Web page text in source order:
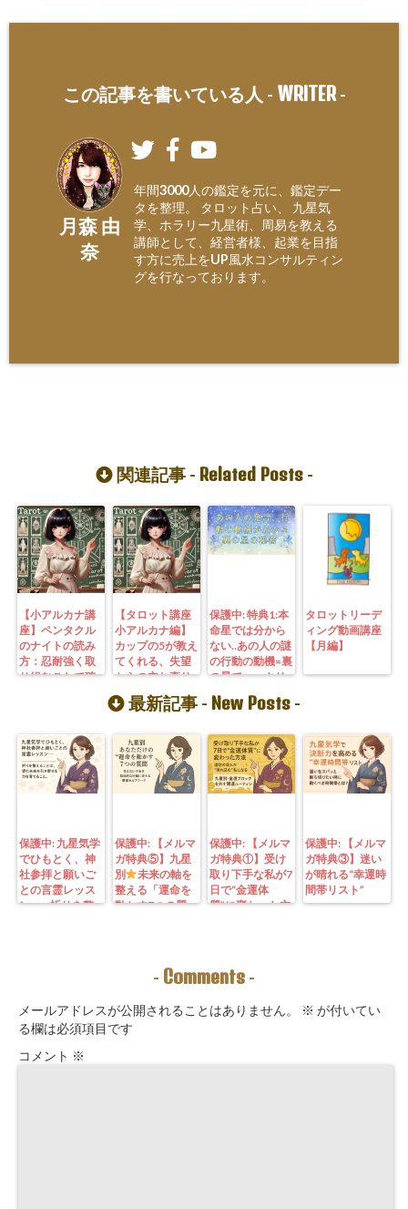
この記事を書いている人 - WRITER-
月森 由
奈
年間3000人の鑑定を元に、鑑定デー
タを整理。 タロット占い、 九星気
学、ホラリー九星術、周易を教える
講師として、経営者様、起業を目指
す方に売上をUP風水コンサルティン
グを行なっております。
関連記事 - Related Posts-
【小アルカナ講
座】ペンタクル
のナイトの読み
方：忍耐強く取
り組むことで確
【タロット講座
小アルカナ編】
カップの5が教え
てくれる、失望
からの立ち直り
方と新たな希望
の見つけ方
保護中: 特典1:本
命星では分から
ない..あの人の謎
の行動の動機=裏
の星でハッキリ
分かるよ
タロットリーデ
ィング動画講座
【月編】
最新記事 - New Posts -
保護中: 九星気学
でひもとく、神
社参拝と願いご
との言霊レッス
ン—— 祈りを整
保護中: 【メルマ
ガ特典⑤】九星
別
未来の軸を
整える「運命を
動かす7つの質
ーチングできま
保護中: 【メルマ
ガ特典①】受け
取り下手な私が7
日で“金運体
質”に変わった方
九星別・金運ブ
ロックを外す開
保護中: 【メルマ
ガ特典③】迷い
が晴れる“幸運時
間帯リスト”
- Comments -
メールアドレスが公開されることはありません。 ※ が付いてい
る欄は必須項目です
コメント ※